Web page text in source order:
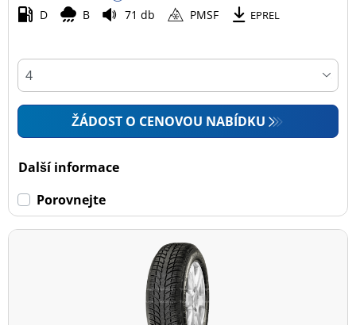
D B 71 db PMSF EPREL
ŽÁDOST O CENOVOU NABÍDKU
Další informace
Porovnejte